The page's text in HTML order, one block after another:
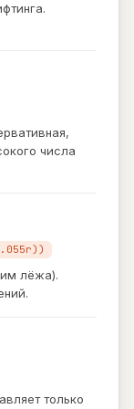
числа
лёжа).
только